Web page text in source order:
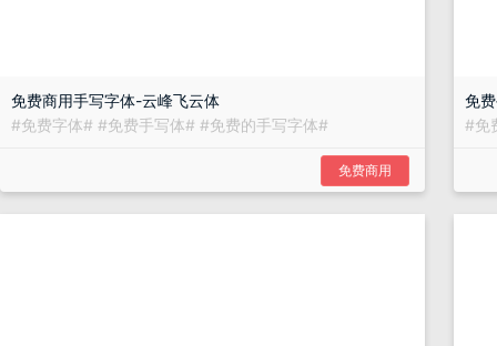
免费商用手写字体-云峰飞云体
#免费字体# #免费手写体# #免费的手写字体#
免费商用
免
#免